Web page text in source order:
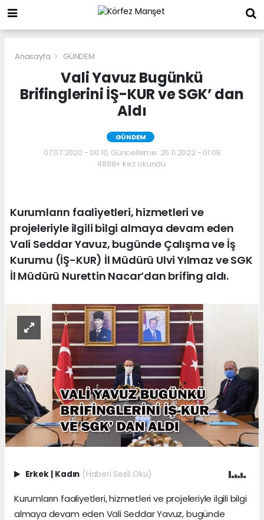
Anasayfa GÜNDEM
Vali Yavuz Bugünkü
Brifinglerini İŞ-KUR ve SGK’ dan
Aldı
GÜNDEM
07.07.2020 - 00:10, Güncelleme: 26.11.2022 - 01:09
4888+ kez okundu.
Kurumların faaliyetleri, hizmetleri ve
projeleriyle ilgili bilgi almaya devam eden
Vali Seddar Yavuz, bugünde Çalışma ve İş
Kurumu (İŞ-KUR) İl Müdürü Ulvi Yılmaz ve SGK
İl Müdürü Nurettin Nacar’dan brifing aldı.
Erkek | Kadın (Haberi Sesli Oku)
Kurumların faaliyetleri, hizmetleri ve projeleriyle ilgili bilgi
almaya devam eden Vali Seddar Yavuz, bugünde